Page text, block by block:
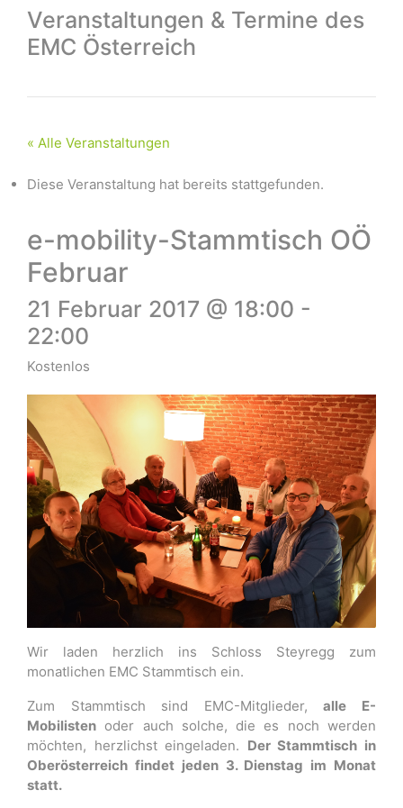
Veranstaltungen & Termine des
EMC Österreich
« Alle Veranstaltungen
Diese Veranstaltung hat bereits stattgefunden.
e-mobility-Stammtisch OÖ
Februar
21 Februar 2017 @ 18:00 -
22:00
Kostenlos
Wir laden herzlich ins Schloss Steyregg zum
monatlichen EMC Stammtisch ein.
Zum Stammtisch sind EMC-Mitglieder,alle E-
Mobilisten oder auch solche, die es noch werden
möchten, herzlichst eingeladen. Der Stammtisch in
Oberösterreich findet jeden 3. Dienstag im Monat
statt.